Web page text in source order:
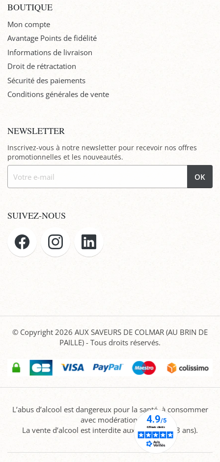
BOUTIQUE
Mon compte
Avantage Points de fidélité
Informations de livraison
Droit de rétractation
Sécurité des paiements
Conditions générales de vente
NEWSLETTER
Inscrivez-vous à notre newsletter pour recevoir nos offres
promotionnelles et les nouveautés.
OK
SUIVEZ-NOUS
© Copyright 2026 AUX SAVEURS DE COLMAR (AU BRIN DE
PAILLE) - Tous droits réservés.
L’abus d’alcool est dangereux pour la santé, à consommer
avec modération.
La vente d’alcool est interdite aux mineurs (-18 ans).